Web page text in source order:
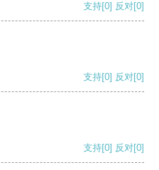
支持[0] 反对[0]
支持[0] 反对[0]
支持[0] 反对[0]